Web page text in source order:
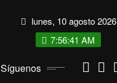
lunes, 10 agosto 2026
7:56:41 AM
Síguenos